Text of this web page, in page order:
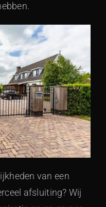
van een
afsluiting? Wij